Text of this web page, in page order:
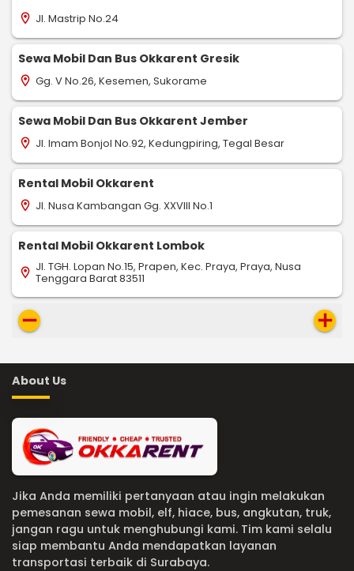
location_on Jl. Mastrip No.24
Sewa Mobil Dan Bus Okkarent Gresik
location_on Gg. V No.26, Kesemen, Sukorame
Sewa Mobil Dan Bus Okkarent Jember
location_on Jl. Imam Bonjol No.92, Kedungpiring, Tegal Besar
Rental Mobil Okkarent
location_on Jl. Nusa Kambangan Gg. XXVIII No.1
Rental Mobil Okkarent Lombok
location_on Jl. TGH. Lopan No.15, Prapen, Kec. Praya, Praya, Nusa
Tenggara Barat 83511
remove add
About Us
Jika Anda memiliki pertanyaan atau ingin melakukan
pemesanan sewa mobil, elf, hiace, bus, angkutan, truk,
jangan ragu untuk menghubungi kami. Tim kami selalu
siap membantu Anda mendapatkan layanan
transportasi terbaik di Surabaya.